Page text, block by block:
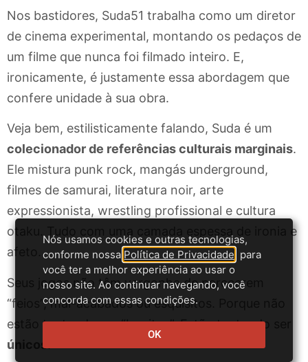
Nos bastidores, Suda51 trabalha como um diretor
de cinema experimental, montando os pedaços de
um filme que nunca foi filmado inteiro. E,
ironicamente, é justamente essa abordagem que
confere unidade à sua obra.
Veja bem, estilisticamente falando, Suda é um
colecionador de referências culturais marginais.
Ele mistura punk rock, mangás underground,
filmes de samurai, literatura noir, arte
expressionista, wrestling profissional e cultura
otaku. Tudo com uma camada espessa de ironia e
afeto.
Seus jogos não têm vergonha de parecerem
“feios”, mal-acabados ou esquisitos. Porque não
estão tentando ser “bonitos”. Estão tentando ser
únicos
Nós usamos cookies e outras tecnologias,
conforme nossa Política de Privacidade , para
você ter a melhor experiência ao usar o
nosso site. Ao continuar navegando, você
concorda com essas condições.
OK